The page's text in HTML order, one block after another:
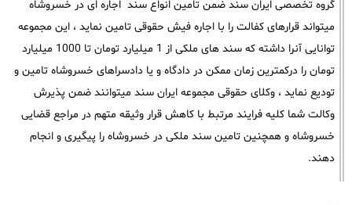
گروه تخصصی ایران سند ضمن تامین انواع سند اجاره ای در خسروشاه
میتواند قرارهای کفالت را با اجاره فیش حقوقی تامین نماید ، این مجموعه
توانایی آنرا داشته که سند های ملکی از 1 میلیارد تومان تا 1000 میلیارد
تومان را درکمترین زمان ممکن در دادگاه و یا دادسراهای خسروشاه تامین و
تودیع نماید ، وکلای حقوقی مجموعه ایران سند میتوانند ضمن پذیرش
وکالت شما کلیه فرایند مرتبط با کاهش قرار وثیقه متهم در مراجع قضایی
خسروشاه و همچنین تامین سند ملکی در خسروشاه را پیگیری و انجام
دهند.